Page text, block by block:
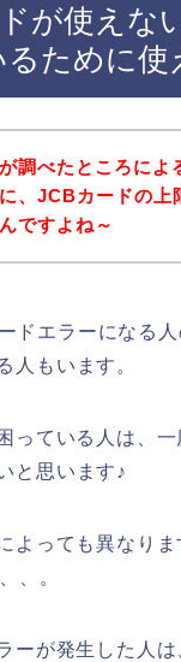
が使えな
ために使
調べたところに
、JCBカードの上
ですよね～
ドエラーになる
人もいます。
っている人は、
と思います♪
よっても異なり
、。
ーが発生した人